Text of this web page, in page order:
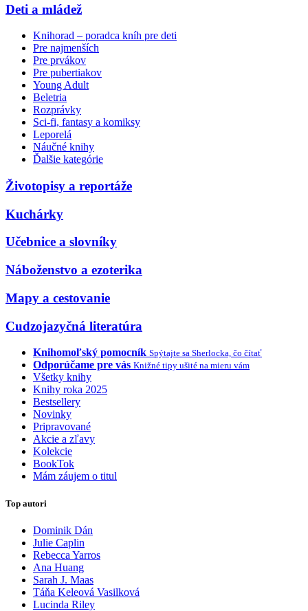
Deti a mládež
Knihorad – poradca kníh pre deti
Pre najmenších
Pre prvákov
Pre pubertiakov
Young Adult
Beletria
Rozprávky
Sci-fi, fantasy a komiksy
Leporelá
Náučné knihy
Ďalšie kategórie
Životopisy a reportáže
Kuchárky
Učebnice a slovníky
Náboženstvo a ezoterika
Mapy a cestovanie
Cudzojazyčná literatúra
Knihomoľský pomocník Spýtajte sa Sherlocka, čo čítať
Odporúčame pre vás Knižné tipy ušité na mieru vám
Všetky knihy
Knihy roka 2025
Bestsellery
Novinky
Pripravované
Akcie a zľavy
Kolekcie
BookTok
Mám záujem o titul
Top autori
Dominik Dán
Julie Caplin
Rebecca Yarros
Ana Huang
Sarah J. Maas
Táňa Keleová Vasilková
Lucinda Riley